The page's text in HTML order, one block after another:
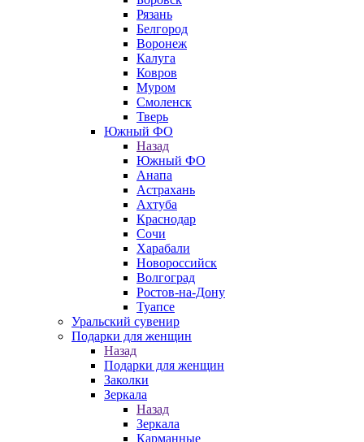
Рязань
Белгород
Воронеж
Калуга
Ковров
Муром
Смоленск
Тверь
Южный ФО
Назад
Южный ФО
Анапа
Астрахань
Ахтуба
Краснодар
Сочи
Харабали
Новороссийск
Волгоград
Ростов-на-Дону
Туапсе
Уральский сувенир
Подарки для женщин
Назад
Подарки для женщин
Заколки
Зеркала
Назад
Зеркала
Карманные